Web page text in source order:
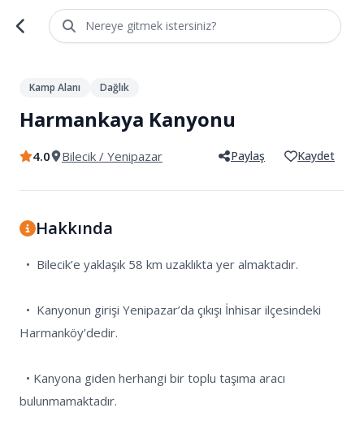
Nereye gitmek istersiniz?
/4
Kamp Alanı Dağlık
Harmankaya Kanyonu
4.0 Bilecik / Yenipazar Paylaş Kaydet
Hakkında
Harmanköy’dedir.
bulunmamaktadır.